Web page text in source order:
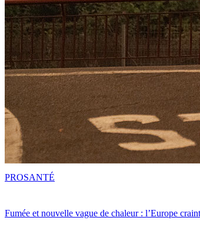
Fumée et nouvelle vague de chaleur : l’Europe
PROSANTÉ